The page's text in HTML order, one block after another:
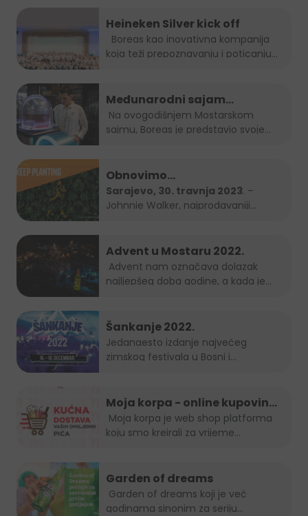
Heineken Silver kick off
koja teži prepoznavanju i poticanju
Međunarodni sajam
gospodarstva Mostar 2023.
sajmu, Boreas je predstavio svoje
Obnovimo
bosanskohercegovačke šume
zajedno – Keep Planting
Sarajevo, 30. travnja 2023. –
Johnnie Walker, najprodavaniji
Advent u Mostaru 2022.
najljepšeg doba godine, a kada je
Šankanje 2022.
Jedanaesto izdanje najvećeg
zimskog festivala u Bosni i
Moja korpa - online kupovina
je uvijek in!
koju smo kreirali za vrijeme...
Garden of dreams
godinama sinonim za seriju